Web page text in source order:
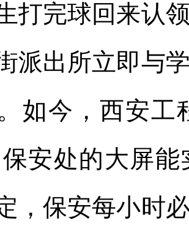
打完球回来认
派出所立即与
如今，西安工
保安处的大屏
，保安每小时